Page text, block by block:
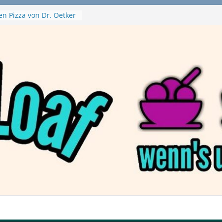
Pizza von Dr. Oetker
Nuggets und
– wirklich vegan?
Haftbefehl /